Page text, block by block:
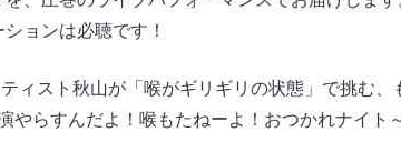
ョンは必聴です！
ィスト秋山が「喉がギリギリの状態」で挑む、
やらすんだよ！喉もたねーよ！おつかれナイト